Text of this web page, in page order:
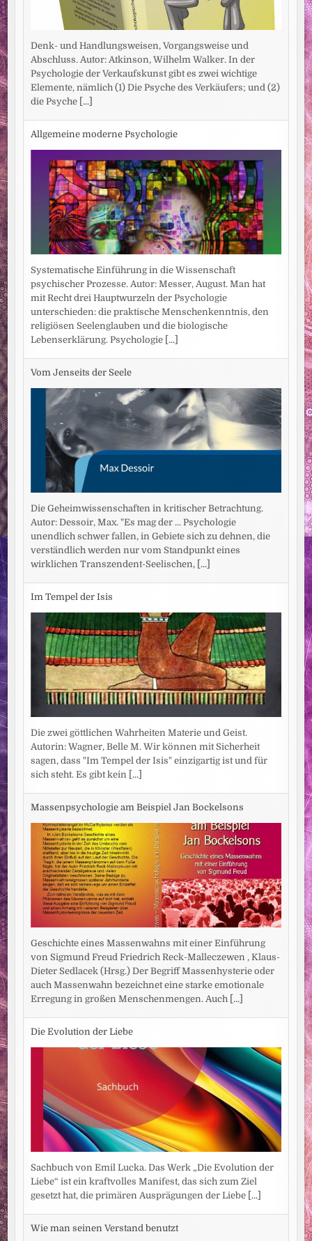
Denk- und Handlungsweisen, Vorgangsweise und
Abschluss. Autor: Atkinson, Wilhelm Walker. In der
Psychologie der Verkaufskunst gibt es zwei wichtige
Elemente, nämlich (1) Die Psyche des Verkäufers; und (2)
die Psyche [...]
Allgemeine moderne Psychologie
Systematische Einführung in die Wissenschaft
psychischer Prozesse. Autor: Messer, August. Man hat
mit Recht drei Hauptwurzeln der Psychologie
unterschieden: die praktische Menschenkenntnis, den
religiösen Seelenglauben und die biologische
Lebenserklärung. Psychologie [...]
Vom Jenseits der Seele
Die Geheimwissenschaften in kritischer Betrachtung.
Autor: Dessoir, Max. "Es mag der ... Psychologie
unendlich schwer fallen, in Gebiete sich zu dehnen, die
verständlich werden nur vom Standpunkt eines
wirklichen Transzendent-Seelischen,
[...]
Im Tempel der Isis
Die zwei göttlichen Wahrheiten Materie und Geist.
Autorin: Wagner, Belle M. Wir können mit Sicherheit
sagen, dass "Im Tempel der Isis" einzigartig ist und für
sich steht. Es gibt kein
[...]
Massenpsychologie am Beispiel Jan Bockelsons
Geschichte eines Massenwahns mit einer Einführung
von Sigmund Freud Friedrich Reck-Malleczewen , Klaus-
Dieter Sedlacek (Hrsg.) Der Begriff Massenhysterie oder
auch Massenwahn bezeichnet eine starke emotionale
Erregung in großen Menschenmengen. Auch
[...]
Die Evolution der Liebe
Sachbuch von Emil Lucka. Das Werk „Die Evolution der
Liebe“ ist ein kraftvolles Manifest, das sich zum Ziel
gesetzt hat, die primären Ausprägungen der Liebe [...]
Wie man seinen Verstand benutzt